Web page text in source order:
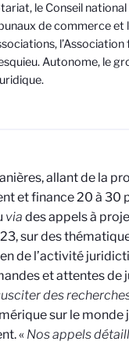
le Conseil national
de commerce et
l’Association
Autonome, le
allant de la
et finance 20 à 30
via des appels à
sur des
de l’activité
et attentes de
des
sur le monde
« Nos appels